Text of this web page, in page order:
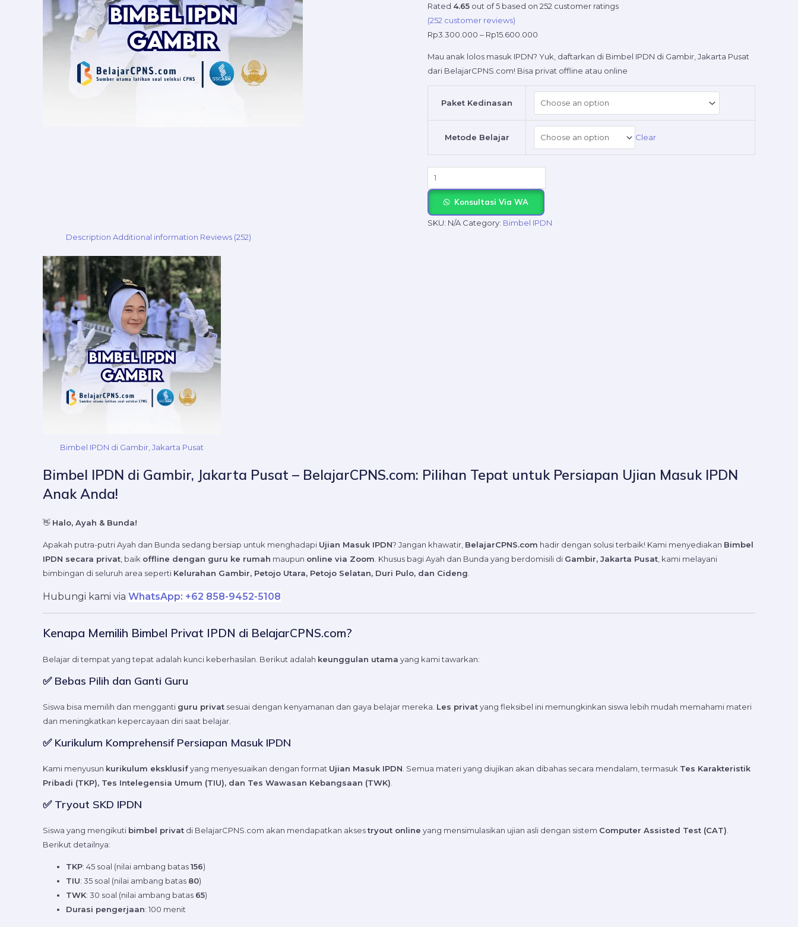
Rated 4.65 out of 5 based on 252 customer ratings
(252 customer reviews)
Rp3.300.000 – Rp15.600.000
Mau anak lolos masuk IPDN? Yuk, daftarkan di Bimbel IPDN di Gambir, Jakarta Pusat
dari BelajarCPNS.com! Bisa privat offline atau online
Paket Kedinasan
Metode Belajar Clear
untuk
Persiapan
Masuk
IPDN
Anak
Anda!
Konsultasi Via WA
SKU: N/A Category: Bimbel IPDN
Description Additional information Reviews (252)
Bimbel IPDN di Gambir, Jakarta Pusat
Bimbel IPDN di Gambir, Jakarta Pusat – BelajarCPNS.com: Pilihan Tepat untuk Persiapan Ujian Masuk IPDN
Anak Anda!
👋 Halo, Ayah & Bunda!
Apakah putra-putri Ayah dan Bunda sedang bersiap untuk menghadapi Ujian Masuk IPDN? Jangan khawatir, BelajarCPNS.com hadir dengan solusi terbaik! Kami menyediakan Bimbel
IPDN secara privat, baik offline dengan guru ke rumah maupun online via Zoom. Khusus bagi Ayah dan Bunda yang berdomisili di Gambir, Jakarta Pusat, kami melayani
bimbingan di seluruh area seperti Kelurahan Gambir, Petojo Utara, Petojo Selatan, Duri Pulo, dan Cideng.
Hubungi kami via WhatsApp: +62 858-9452-5108
Kenapa Memilih Bimbel Privat IPDN di BelajarCPNS.com?
Belajar di tempat yang tepat adalah kunci keberhasilan. Berikut adalah keunggulan utama yang kami tawarkan:
✅ Bebas Pilih dan Ganti Guru
Siswa bisa memilih dan mengganti guru privat sesuai dengan kenyamanan dan gaya belajar mereka. Les privatyang fleksibel ini memungkinkan siswa lebih mudah memahami materi
dan meningkatkan kepercayaan diri saat belajar.
✅ Kurikulum Komprehensif Persiapan Masuk IPDN
Kami menyusun kurikulum eksklusifyang menyesuaikan dengan format Ujian Masuk IPDN . Semua materi yang diujikan akan dibahas secara mendalam, termasuk Tes Karakteristik
Pribadi (TKP), Tes Intelegensia Umum (TIU), dan Tes Wawasan Kebangsaan (TWK)
✅ Tryout SKD IPDN
Siswa yang mengikuti bimbel privat di BelajarCPNS.com akan mendapatkan aksestryout online yang mensimulasikan ujian asli dengan sistem Computer Assisted Test (CAT)
Berikut detailnya:
TKP: 45 soal (nilai ambang batas156)
TIU: 35 soal (nilai ambang batas 80)
TWK: 30 soal (nilai ambang batas 65)
Durasi pengerjaan: 100 menit